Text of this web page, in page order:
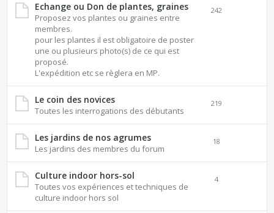
Echange ou Don de plantes, graines
Proposez vos plantes ou graines entre
membres.
pour les plantes il est obligatoire de poster
une ou plusieurs photo(s) de ce qui est
proposé.
L'expédition etc se règlera en MP.
242
Le coin des novices
Toutes les interrogations des débutants
219
Les jardins de nos agrumes
Les jardins des membres du forum
18
Culture indoor hors-sol
Toutes vos expériences et techniques de
culture indoor hors sol
4